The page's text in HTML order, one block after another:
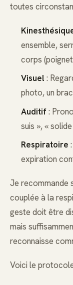
toutes
ensemble,
corps
Visuel :
photo, un
Auditif:
suis », «
Respiratoire
expiration
Je recommande
couplée à la
geste doit être
mais
reconnaisse
Voici le